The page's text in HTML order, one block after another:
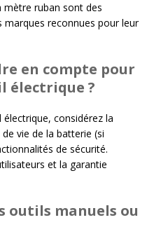
mètre ruban sont des
reconnues pour leur
en compte pour
électrique ?
considérez la
vie de la batterie (si
de sécurité.
et la garantie
outils manuels ou